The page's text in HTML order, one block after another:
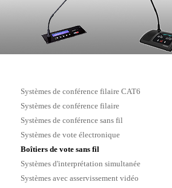
Systèmes de conférence filaire CAT6
Systèmes de conférence filaire
Systèmes de conférence sans fil
Systèmes de vote électronique
Boîtiers de vote sans fil
Systèmes d'interprétation simultanée
Systèmes avec asservissement vidéo